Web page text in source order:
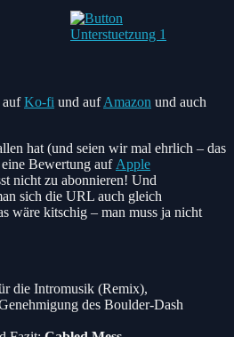
aufKo-fi und aufAmazon und auch
hat (und seien wir mal ehrlich – das
Bewertung auf Apple
nicht zu abonnieren! Und
sich die URL auch gleich
wäre kitschig – man muss ja nicht
die Intromusik (Remix),
des Boulder-Dash